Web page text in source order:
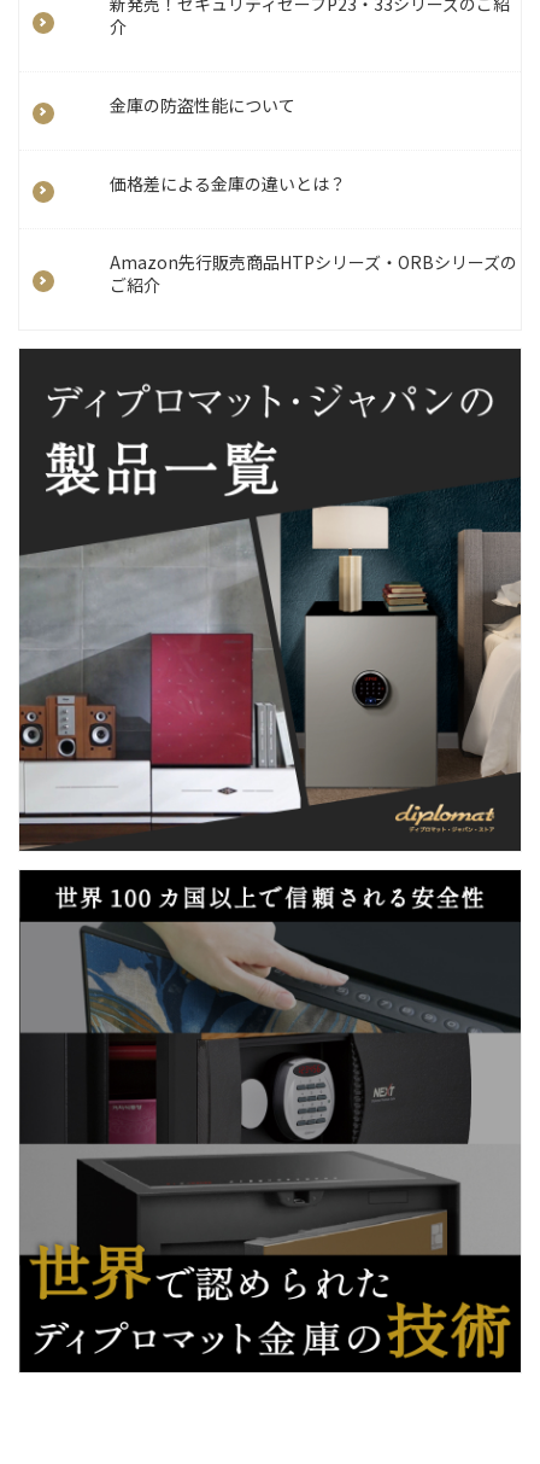
介
金庫の防盗性能について
価格差による金庫の違いとは？
Amazon先行販売商品HTPシリーズ・ORBシリーズの
ご紹介